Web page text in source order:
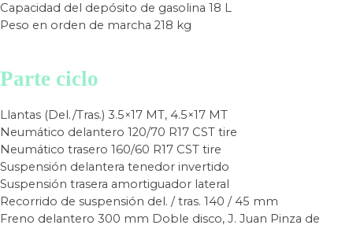
Capacidad del depósito de gasolina 18 L
Peso en orden de marcha 218 kg
Parte ciclo
Llantas (Del./Tras.) 3.5×17 MT, 4.5×17 MT
Neumático delantero 120/70 R17 CST tire
Neumático trasero 160/60 R17 CST tire
Suspensión delantera tenedor invertido
Suspensión trasera amortiguador lateral
Recorrido de suspensión del. / tras. 140 / 45 mm
Freno delantero 300 mm Doble disco, J. Juan Pinza de